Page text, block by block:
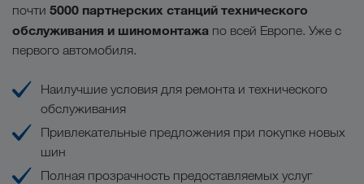
почти 5000 партнерских станций технического
обслуживания и шиномонтажа по всей Европе. Уже с
первого автомобиля.
Наилучшие условия для ремонта и технического
обслуживания
Привлекательные предложения при покупке новых
шин
Полная прозрачность предоставляемых услуг